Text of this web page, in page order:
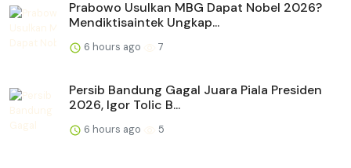
Prabowo Usulkan MBG Dapat Nobel 2026?
Mendiktisaintek Ungkap...
6 hours ago 7
Persib Bandung Gagal Juara Piala Presiden
2026, Igor Tolic B...
6 hours ago 5